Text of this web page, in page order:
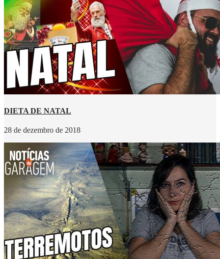
DIETA DE NATAL
28 de dezembro de 2018